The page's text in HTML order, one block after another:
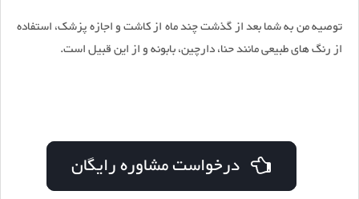
توصیه من به شما بعد از گذشت چند ماه از کاشت و اجازه پزشک، استفاده
از رنگ های طبیعی مانند حنا، دارچین، بابونه و از این قبیل است.
درخواست مشاوره رایگان